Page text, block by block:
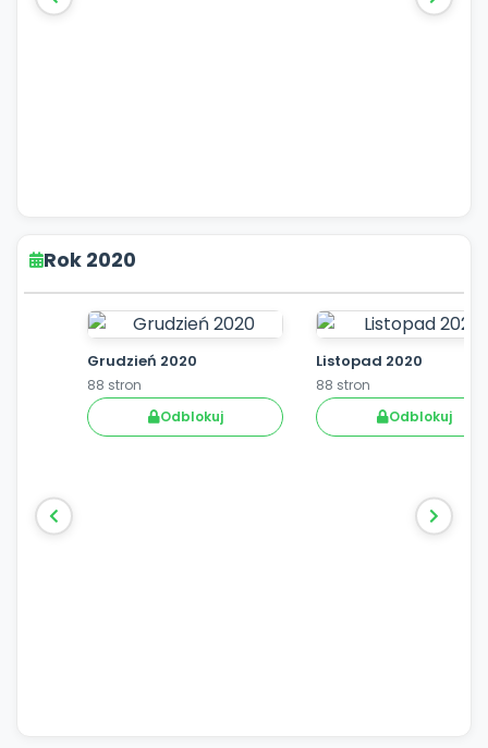
Rok 2020
Grudzień 2020
88 stron
Odblokuj
Listopad 2020
88 stron
Odblokuj